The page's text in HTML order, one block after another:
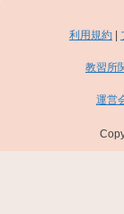
利用規約
教習所
運営